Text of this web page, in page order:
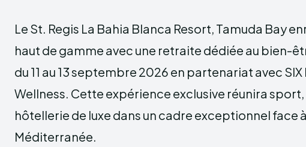
Le St. Regis La Bahia Blanca Resort, Tamuda Bay
haut de gamme avec une retraite dédiée au bien-
du 11 au 13 septembre 2026 en partenariat avec SIX
Wellness. Cette expérience exclusive réunira
hôtellerie de luxe dans un cadre exceptionnel face
Méditerranée.